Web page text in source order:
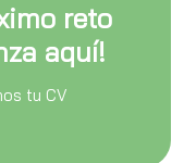
reto
aquí!
tu CV